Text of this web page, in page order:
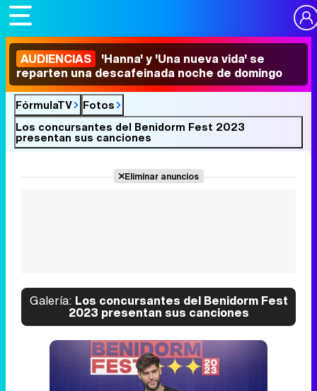
AUDIENCIAS 'Hanna' y 'Una nueva vida' se
reparten una descafeinada noche de domingo
FórmulaTV
Fotos
Los concursantes del Benidorm Fest 2023
presentan sus canciones
Eliminar anuncios
Galería: Los concursantes del Benidorm Fest
2023 presentan sus canciones